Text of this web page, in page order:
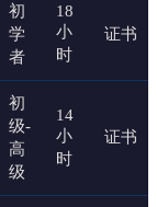
初
学
者
18
小
时
证书
初
级-
高
级
14
小
时
证书